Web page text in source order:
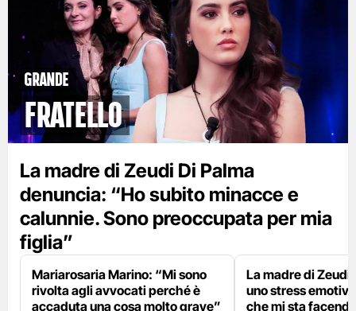
GRANDE
FRATELLO
La madre di Zeudi Di Palma
denuncia: “Ho subito minacce e
calunnie. Sono preoccupata per mia
figlia”
Mariarosaria Marino: “Mi sono
rivolta agli avvocati perché è
accaduta una cosa molto grave”
La madre di Zeudi
uno stress
che mi sta